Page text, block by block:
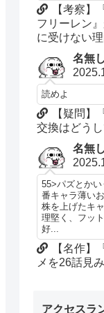
【考察】
フリーレン
に受けない
名無
読めよ
【疑問】
交換はどう
名無
55>パズとか
番キャラ薄い
株を上げたキ
理堅く、フッ
好...
【名作】
メを26話見
アクセスラ